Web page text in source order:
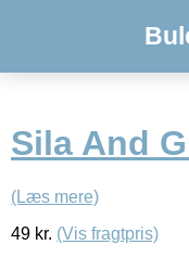
Sila And
(Læs mere)
49 kr. (Vis fragtpris)